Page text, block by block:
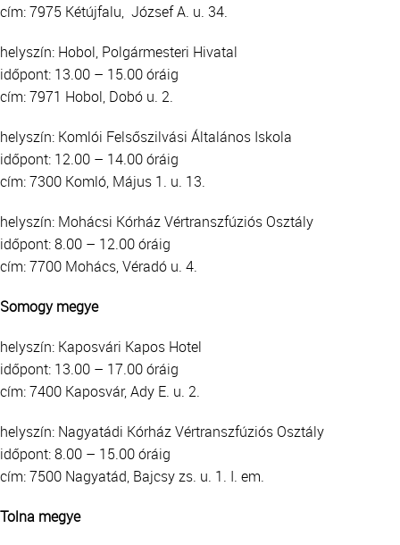
cím: 7975 Kétújfalu, József A. u. 34.
helyszín: Hobol, Polgármesteri Hivatal
időpont: 13.00 – 15.00 óráig
cím: 7971 Hobol, Dobó u. 2.
helyszín: Komlói Felsőszilvási Általános Iskola
időpont: 12.00 – 14.00 óráig
cím: 7300 Komló, Május 1. u. 13.
helyszín: Mohácsi Kórház Vértranszfúziós Osztály
időpont: 8.00 – 12.00 óráig
cím: 7700 Mohács, Véradó u. 4.
Somogy megye
helyszín: Kaposvári Kapos Hotel
időpont: 13.00 – 17.00 óráig
cím: 7400 Kaposvár, Ady E. u. 2.
helyszín: Nagyatádi Kórház Vértranszfúziós Osztály
időpont: 8.00 – 15.00 óráig
cím: 7500 Nagyatád, Bajcsy zs. u. 1. I. em.
Tolna megye